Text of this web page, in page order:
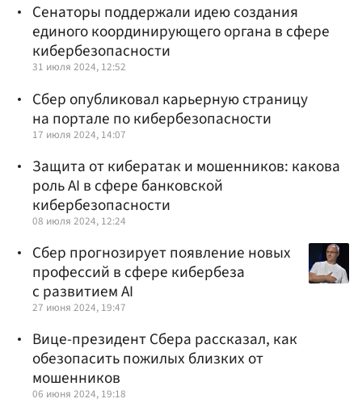
Сенаторы поддержали идею создания
единого координирующего органа в сфере
кибербезопасности
31 июля 2024, 12:52
Сбер опубликовал карьерную страницу
на портале по кибербезопасности
17 июля 2024, 14:07
Защита от кибератак и мошенников: какова
роль АI в сфере банковской
кибербезопасности
08 июля 2024, 12:24
Сбер прогнозирует появление новых
профессий в сфере кибербеза
с развитием AI
27 июня 2024, 19:47
Вице-президент Сбера рассказал, как
обезопасить пожилых близких от
мошенников
06 июня 2024, 19:18